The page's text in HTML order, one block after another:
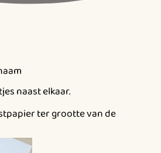
naast elkaar.
ter grootte van de